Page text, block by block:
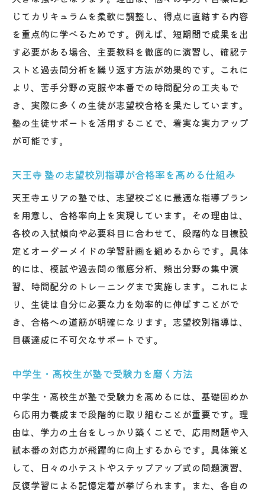
じてカリキュラムを柔軟に調整し、得点に直結する内容
を重点的に学べるためです。例えば、短期間で成果を出
す必要がある場合、主要教科を徹底的に演習し、確認テ
ストと過去問分析を繰り返す方法が効果的です。これに
より、苦手分野の克服や本番での時間配分の工夫もで
き、実際に多くの生徒が志望校合格を果たしています。
塾の生徒サポートを活用することで、着実な実力アップ
が可能です。
天王寺 塾の志望校別指導が合格率を高める仕組み
天王寺エリアの塾では、志望校ごとに最適な指導プラン
を用意し、合格率向上を実現しています。その理由は、
各校の入試傾向や必要科目に合わせて、段階的な目標設
定とオーダーメイドの学習計画を組めるからです。具体
的には、模試や過去問の徹底分析、頻出分野の集中演
習、時間配分のトレーニングまで実施します。これによ
り、生徒は自分に必要な力を効率的に伸ばすことがで
き、合格への道筋が明確になります。志望校別指導は、
目標達成に不可欠なサポートです。
中学生・高校生が塾で受験力を磨く方法
中学生・高校生が塾で受験力を高めるには、基礎固めか
ら応用力養成まで段階的に取り組むことが重要です。理
由は、学力の土台をしっかり築くことで、応用問題や入
試本番の対応力が飛躍的に向上するからです。具体策と
して、日々の小テストやステップアップ式の問題演習、
反復学習による記憶定着が挙げられます。また、各自の